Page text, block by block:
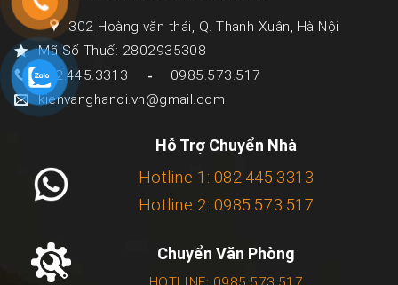
302 Hoàng văn thái, Q. Thanh Xuân, Hà Nội
Mã Số Thuế: 2802935308
082.445.3313
-
0985.573.517
kienvanghanoi.vn@gmail.com
Hỗ Trợ Chuyển Nhà
Hotline 1: 082.445.3313
Hotline 2: 0985.573.517
Chuyển Văn Phòng